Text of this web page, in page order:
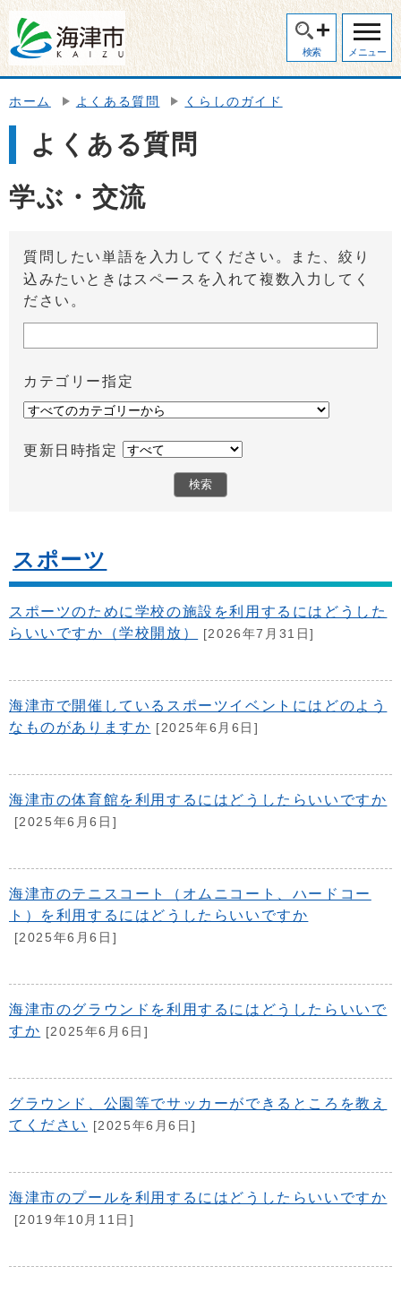
検索 メニュー
ホーム よくある質問 くらしのガイド
よくある質問
学ぶ・交流
質問したい単語を入力してください。また、絞り
込みたいときはスペースを入れて複数入力してく
ださい。
カテゴリー指定
更新日時指定
スポーツ
スポーツのために学校の施設を利用するにはどうした
らいいですか（学校開放）
[2026年7月31日]
海津市で開催しているスポーツイベントにはどのよう
なものがありますか [2025年6月6日]
海津市の体育館を利用するにはどうしたらいいですか
[2025年6月6日]
海津市のテニスコート（オムニコート、ハードコー
ト）を利用するにはどうしたらいいですか
[2025年6月6日]
海津市のグラウンドを利用するにはどうしたらいいで
すか [2025年6月6日]
グラウンド、公園等でサッカーができるところを教え
てください
[2025年6月6日]
海津市のプールを利用するにはどうしたらいいですか
[2019年10月11日]